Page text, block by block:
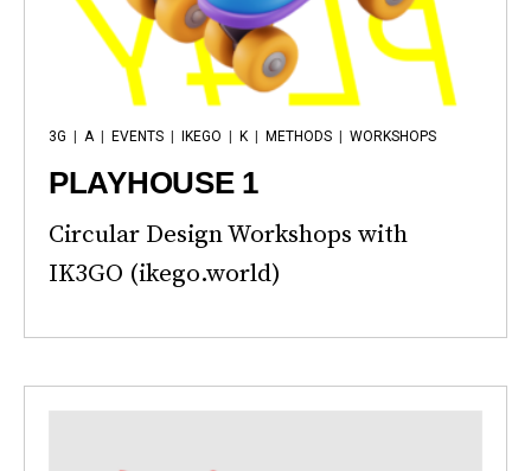
3G A EVENTS IKEGO K METHODS WORKSHOPS
PLAYHOUSE 1
Circular Design Workshops with
IK3GO (ikego.world)